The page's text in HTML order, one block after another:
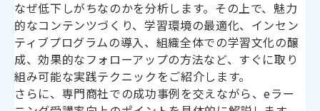
なぜ低下しがちなのかを分析します。その上で、魅力
的なコンテンツづくり、学習環境の最適化、インセン
ティブプログラムの導入、組織全体での学習文化の醸
成、効果的なフォローアップの方法など、すぐに取り
組み可能な実践テクニックをご紹介します。
さらに、専門商社での成功事例を交えながら、eラー